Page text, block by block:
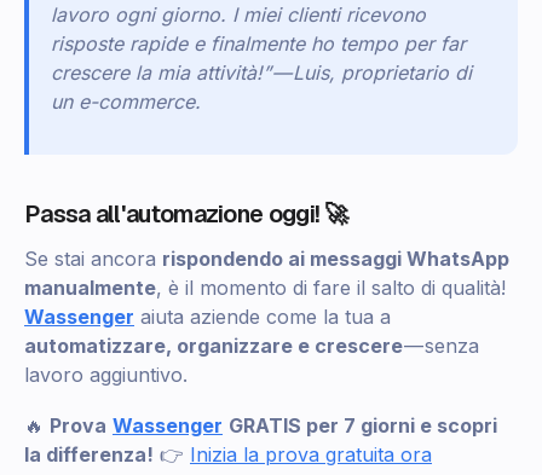
lavoro ogni giorno. I miei clienti ricevono
risposte rapide e finalmente ho tempo per far
crescere la mia attività!” — Luis, proprietario di
un e-commerce.
Passa all'automazione oggi! 🚀
Se stai ancora rispondendo ai messaggi WhatsApp
manualmente, è il momento di fare il salto di qualità!
Wassenger aiuta aziende come la tua a
automatizzare, organizzare e crescere— senza
lavoro aggiuntivo.
🔥 Prova Wassenger GRATIS per 7 giorni e scopri
la differenza! 👉 Inizia la prova gratuita ora